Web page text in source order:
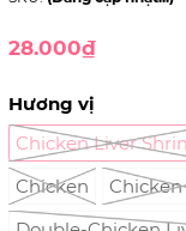
28.000₫
Hương vị
Chicken Liver
Chicken